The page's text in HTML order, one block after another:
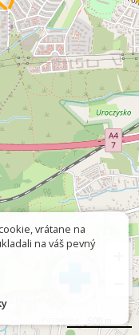
vrátane na
na váš pevný